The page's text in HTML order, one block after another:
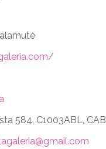
584, C1003ABL,